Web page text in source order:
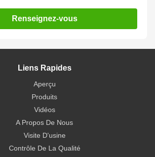
Renseignez-vous
Liens Rapides
Aperçu
Produits
Vidéos
A Propos De Nous
Visite D'usine
Contrôle De La Qualité